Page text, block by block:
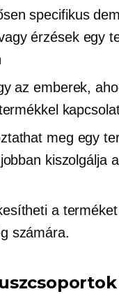
specifikus
érzések egy
az emberek,
meg egy
kiszolgálja
a
számára.